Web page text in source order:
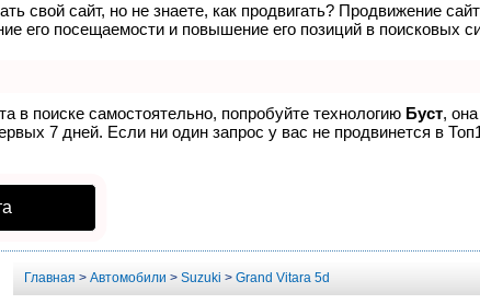
свой сайт, но не знаете, как продвигать? Продвижение
его посещаемости и повышение его позиций в поисковых
в поиске самостоятельно, попробуйте технологию Буст,
7 дней. Если ни один запрос у вас не продвинется в
Главная > Автомобили > Suzuki > Grand Vitara 5d